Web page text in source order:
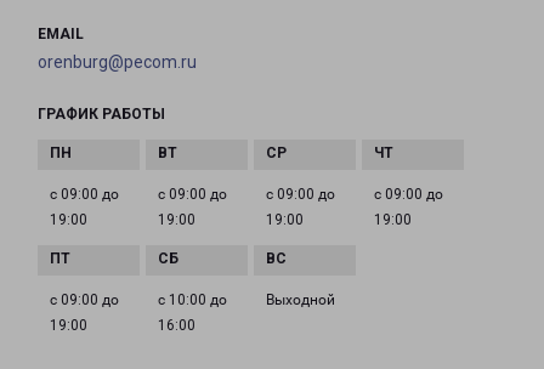
EMAIL
orenburg@pecom.ru
ГРАФИК РАБОТЫ
с 09:00 до
19:00
с 09:00 до
19:00
с 09:00 до
19:00
с 09:00 до
19:00
с 09:00 до
19:00
с 10:00 до
16:00
Выходной